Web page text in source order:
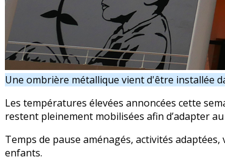
Une ombrière métallique vient d'être installée
Les températures élevées annoncées cette
restent pleinement mobilisées afin d’adapter
Temps de pause aménagés, activités
enfants.